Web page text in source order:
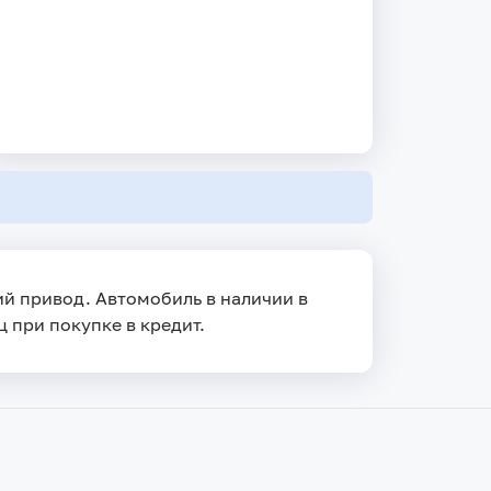
привод. Автомобиль в наличии в
при покупке в кредит.